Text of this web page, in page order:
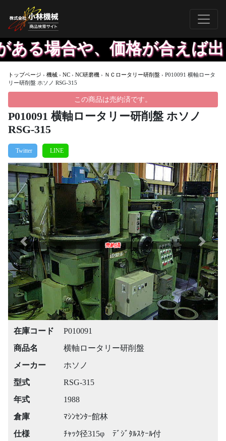
や、価格が合えば出し
トップページ › 機械 › NC › NC研磨機 › ＮＣロータリー研削盤 › P010091 横軸ロータ
リー研削盤 ホソノ RSG-315
この商品は売約済です。
P010091 横軸ロータリー研削盤 ホソノ
RSG-315
売約済
Previous Next
在庫コード
P010091
商品名
横軸ロータリー研削盤
メーカー
ホソノ
型式
RSG-315
年式
1988
倉庫
ﾏｼﾝｾﾝﾀｰ館林
仕様
ﾁｬｯｸ径315φ ﾃﾞｼﾞﾀﾙｽｹｰﾙ付